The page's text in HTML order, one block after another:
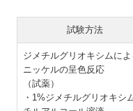
試験方法
ジメチルグリオキシムによ
ニッケルの呈色反応
（試薬）
・1%ジメチルグリオキシ